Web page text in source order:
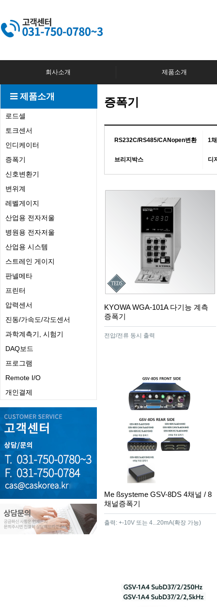
회사소개 제품소개
제품소개
로드셀
토크센서
인디케이터
증폭기
신호변환기
변위계
레벨게이지
산업용 전자저울
병원용 전자저울
산업용 시스템
스트레인 게이지
판넬메타
프린터
압력센서
진동/가속도/각도센서
과학계측기, 시험기
DAQ보드
프로그램
Remote I/O
개인결제
증폭기
RS232C/RS485/CANopen변환 1
브리지박스 디
KYOWA WGA-101A 다기능 계측
증폭기
전압/전류 동시 출력
Me ßsysteme GSV-8DS 4채널 / 8
채널증폭기
출력: +-10V 또는 4...20mA(확장 가능)